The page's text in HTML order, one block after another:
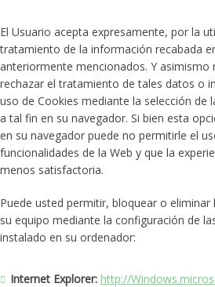
El Usuario acepta expresamente, por la
tratamiento de la información recabada
anteriormente mencionados. Y asimismo
rechazar el tratamiento de tales datos o
uso de Cookies mediante la selección de
a tal fin en su navegador. Si bien esta
en su navegador puede no permitirle el
funcionalidades de la Web y que la
menos satisfactoria.
Puede usted permitir, bloquear o eliminar
su equipo mediante la configuración de
instalado en su ordenador:
Internet Explorer: http://